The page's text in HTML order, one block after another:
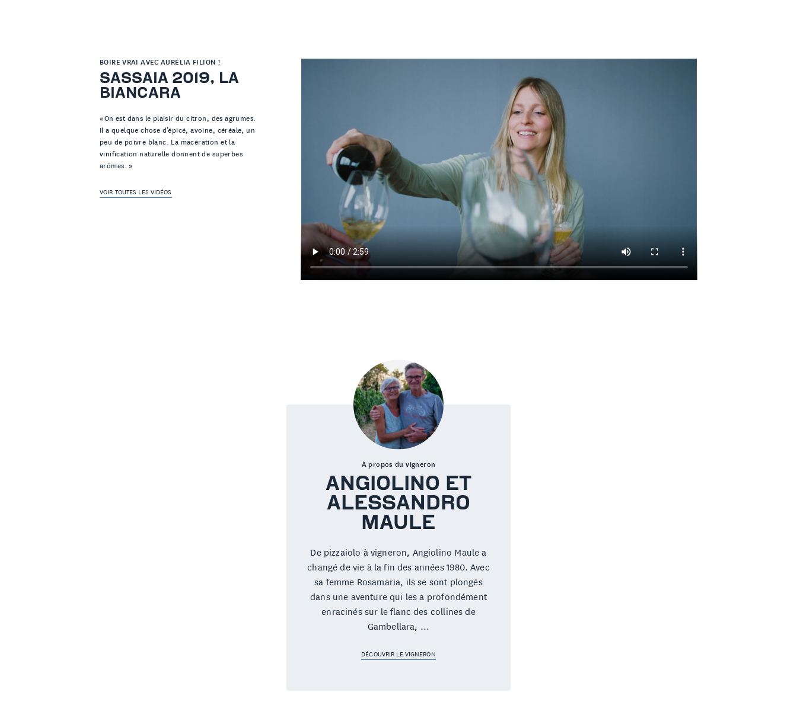
BOIRE VRAI AVEC AURÉLIA FILION !
SASSAIA 2019, LA
BIANCARA
« On est dans le plaisir du citron, des agrumes.
Il a quelque chose d’épicé, avoine, céréale, un
peu de poivre blanc. La macération et la
vinification naturelle donnent de superbes
arômes. »
VOIR TOUTES LES VIDÉOS
À propos du vigneron
ANGIOLINO ET
ALESSANDRO
MAULE
De pizzaiolo à vigneron, Angiolino Maule a
changé de vie à la fin des années 1980. Avec
sa femme Rosamaria, ils se sont plongés
dans une aventure qui les a profondément
enracinés sur le flanc des collines de
Gambellara, ...
DÉCOUVRIR LE VIGNERON